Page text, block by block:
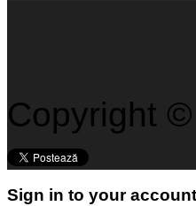
Copyright
Sign in to your account